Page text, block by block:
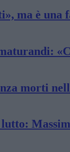
ma è una
morti